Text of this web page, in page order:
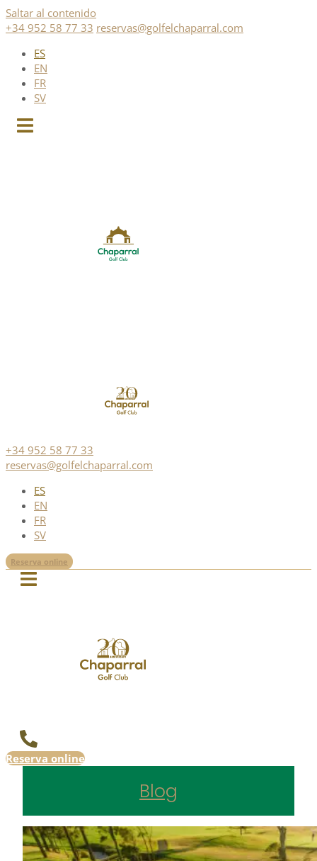
Saltar al contenido
+34 952 58 77 33 reservas@golfelchaparral.com
ES
EN
FR
SV
+34 952 58 77 33
reservas@golfelchaparral.com
ES
EN
FR
SV
Reserva online
Reserva online
Blog